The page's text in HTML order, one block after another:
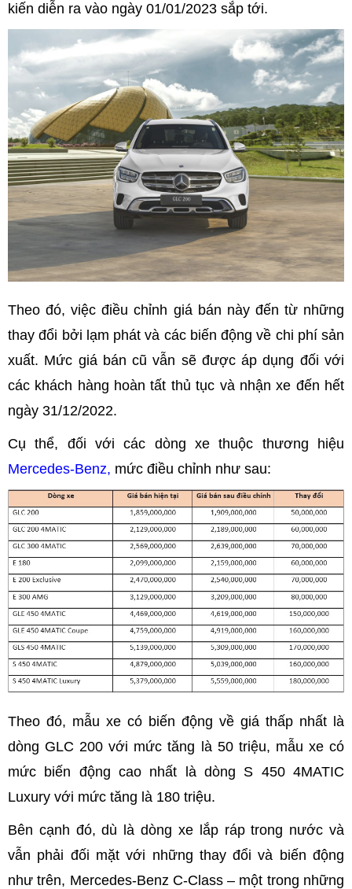
kiến diễn ra vào ngày 01/01/2023 sắp tới.
Theo đó, việc điều chỉnh giá bán này đến từ những
thay đổi bởi lạm phát và các biến động về chi phí sản
xuất. Mức giá bán cũ vẫn sẽ được áp dụng đối với
các khách hàng hoàn tất thủ tục và nhận xe đến hết
ngày 31/12/2022.
Cụ thể, đối với các dòng xe thuộc thương hiệu
Mercedes-Benz, mức điều chỉnh như sau:
Theo đó, mẫu xe có biến động về giá thấp nhất là
dòng GLC 200 với mức tăng là 50 triệu, mẫu xe có
mức biến động cao nhất là dòng S 450 4MATIC
Luxury với mức tăng là 180 triệu.
Bên cạnh đó, dù là dòng xe lắp ráp trong nước và
vẫn phải đối mặt với những thay đổi và biến động
như trên, Mercedes-Benz C-Class – một trong những